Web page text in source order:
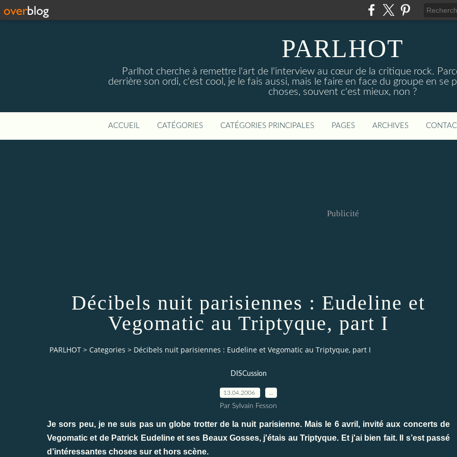
PARLHOT
Parlhot cherche à remettre l'art de l'interview au cœur de la critique rock.
derrière son ordi, c'est cool, je le fais aussi, mais le faire en face du groupe en se
choses, souvent c'est mieux, non ?
ACCUEIL CATÉGORIES CATÉGORIES PRINCIPALES PAGES ARCHIVES
Publicité
Décibels nuit parisiennes : Eudeline et
Vegomatic au Triptyque, part I
PARLHOT > Categories > Décibels nuit parisiennes : Eudeline et Vegomatic au Triptyque, part I
DISCussion
13.04.2006
Par Sylvain Fesson
Je sors peu, je ne suis pas un globe trotter de la nuit parisienne. Mais le 6 avril, invité aux concerts de
Vegomatic et de Patrick Eudeline et ses Beaux Gosses, j'étais au Triptyque. Et j'ai bien fait. Il s’est passé
d’intéressantes choses sur et hors scène.